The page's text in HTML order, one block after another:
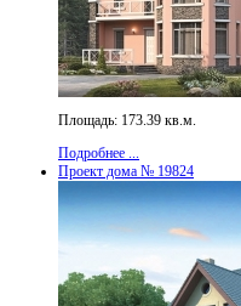
Площадь: 173.39 кв.м.
Подробнее ...
Проект дома № 19824